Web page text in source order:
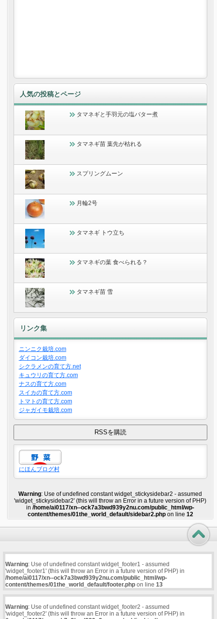
人気の投稿とページ
タマネギと手羽元の塩バター煮
タマネギ苗 葉先が枯れる
スプリングムーン
月輪2号
タマネギ トウ立ち
タマネギの葉 食べられる？
タマネギ苗 雪
リンク集
ニンニク栽培.com
ダイコン栽培.com
シクラメンの育て方.net
キュウリの育て方.com
ナスの育て方.com
スイカの育て方.com
トマトの育て方.com
ジャガイモ栽培.com
にほんブログ村
Warning: Use of undefined constant widget_stickysidebar2 - assumed
'widget_stickysidebar2' (this will throw an Error in a future version of PHP)
in/home/ai0117/xn--ock7a3bwd939y2nu.com/public_html/wp-
content/themes/01the_world_default/sidebar2.phpon line 12
Warning: Use of undefined constant widget_footer1 - assumed
'widget_footer1' (this will throw an Error in a future version of PHP) in
/home/ai0117/xn--ock7a3bwd939y2nu.com/public_html/wp-
content/themes/01the_world_default/footer.phpon line 13
Warning: Use of undefined constant widget_footer2 - assumed
'widget_footer2' (this will throw an Error in a future version of PHP) in